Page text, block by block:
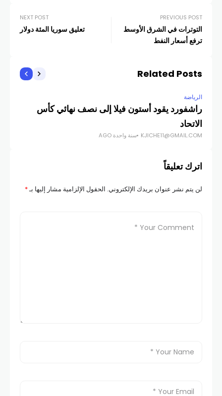
PREVIOUS POST
التوترات في الشرق الأوسط
ترفع أسعار النفط
NEXT POST
تعليق سوريا المئة دولار
Related Posts
الرياضة
راشفورد يقود أستون فيلا إلى نصف نهائي كأس
الاتحاد
KJICHE11@GMAIL.COM سنة واحدة AGO
اترك تعليقاً
لن يتم نشر عنوان بريدك الإلكتروني. الحقول الإلزامية مشار إليها بـ*